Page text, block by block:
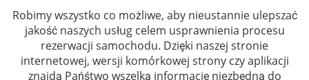
Robimy wszystko co możliwe, aby nieustannie ulepszać
jakość naszych usług celem usprawnienia procesu
rezerwacji samochodu. Dzięki naszej stronie
internetowej, wersji komórkowej strony czy aplikacji
znajdą Pańśtwo wszelką informację niezbędną do